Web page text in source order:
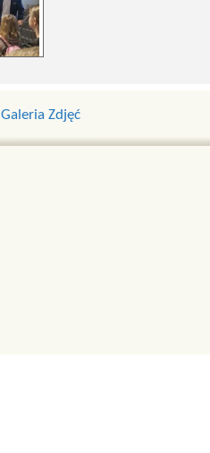
Galeria Zdjęć